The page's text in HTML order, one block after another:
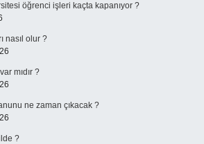
öğrenci işleri kaçta kapanıyor ?
nasıl olur ?
mıdır ?
ne zaman çıkacak ?
?